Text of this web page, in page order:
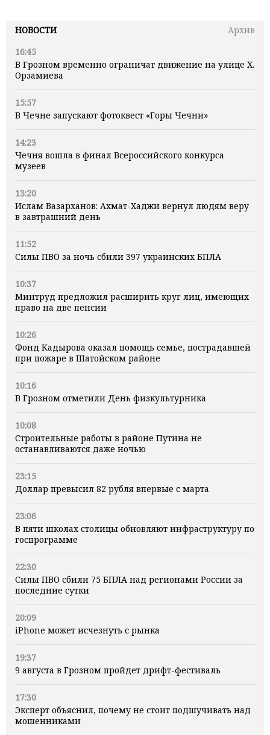
НОВОСТИ
Архив
16:45
В Грозном временно ограничат движение на улице Х.
Орзамиева
15:57
В Чечне запускают фотоквест «Горы Чечни»
14:23
Чечня вошла в финал Всероссийского конкурса
музеев
13:20
Ислам Вазарханов: Ахмат-Хаджи вернул людям веру
в завтрашний день
11:52
Силы ПВО за ночь сбили 397 украинских БПЛА
10:37
Минтруд предложил расширить круг лиц, имеющих
право на две пенсии
10:26
Фонд Кадырова оказал помощь семье, пострадавшей
при пожаре в Шатойском районе
10:16
В Грозном отметили День физкультурника
10:08
Строительные работы в районе Путина не
останавливаются даже ночью
23:15
Доллар превысил 82 рубля впервые с марта
23:06
В пяти школах столицы обновляют инфраструктуру по
госпрограмме
22:30
Силы ПВО сбили 75 БПЛА над регионами России за
последние сутки
20:09
iPhone может исчезнуть с рынка
19:37
9 августа в Грозном пройдет дрифт-фестиваль
17:30
Эксперт объяснил, почему не стоит подшучивать над
мошенниками